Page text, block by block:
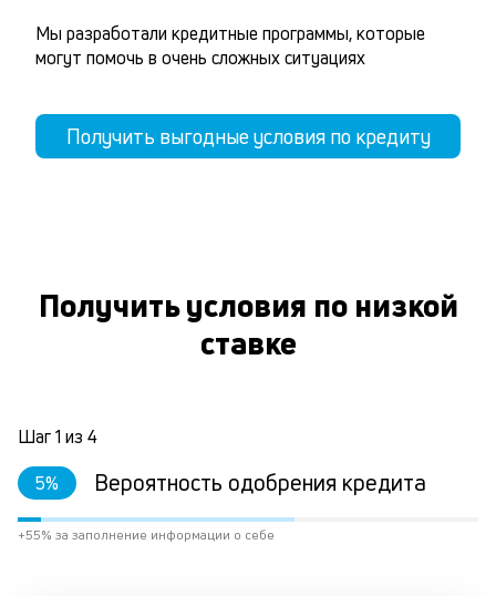
Мы разработали кредитные программы, которые
могут помочь в очень сложных ситуациях
Получить выгодные условия по кредиту
Получить условия по низкой
ставке
Шаг1 из 4
5% Вероятность одобрения кредита
+55% за заполнение информации о себе